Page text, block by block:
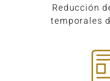
Reducción
temporales